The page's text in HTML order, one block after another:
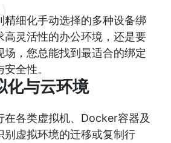
精细化手动选择的多种设备绑
高灵活性的办公环境，还是要
，您总能找到最适合的绑定
全性。
化与云环境
在各类虚拟机、Docker容器及
别虚拟环境的迁移或复制行